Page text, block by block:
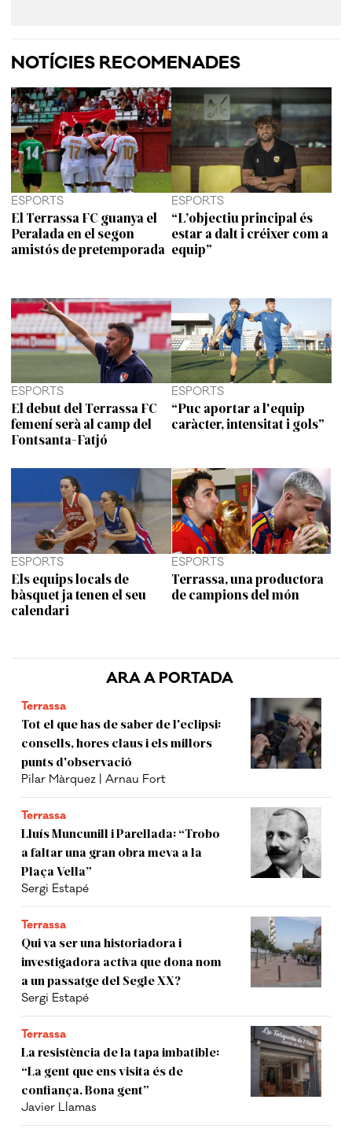
ARA A PORTADA
Terrassa
Tot el que has de saber de l'eclipsi:
consells, hores claus i els millors
punts d'observació
Pilar Màrquez | Arnau Fort
Terrassa
Lluís Muncunill i Parellada: “Trobo
a faltar una gran obra meva a la
Plaça Vella”
Sergi Estapé
Terrassa
Qui va ser una historiadora i
investigadora activa que dona nom
a un passatge del Segle XX?
Sergi Estapé
Terrassa
La resistència de la tapa imbatible:
“La gent que ens visita és de
confiança. Bona gent”
Javier Llamas
NOTÍCIES RECOMENADES
ESPORTS
El Terrassa FC guanya el
Peralada en el segon
amistós de pretemporada
ESPORTS
“L’objectiu principal és
estar a dalt i créixer com a
equip”
ESPORTS
El debut del Terrassa FC
femení serà al camp del
Fontsanta-Fatjó
ESPORTS
“Puc aportar a l'equip
caràcter, intensitat i gols”
ESPORTS
Els equips locals de
bàsquet ja tenen el seu
calendari
ESPORTS
Terrassa, una productora
de campions del món